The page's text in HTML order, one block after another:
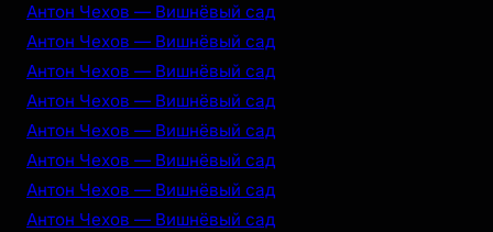
Антон Чехов — Вишнёвый сад
Антон Чехов — Вишнёвый сад
Антон Чехов — Вишнёвый сад
Антон Чехов — Вишнёвый сад
Антон Чехов — Вишнёвый сад
Антон Чехов — Вишнёвый сад
Антон Чехов — Вишнёвый сад
Антон Чехов — Вишнёвый сад